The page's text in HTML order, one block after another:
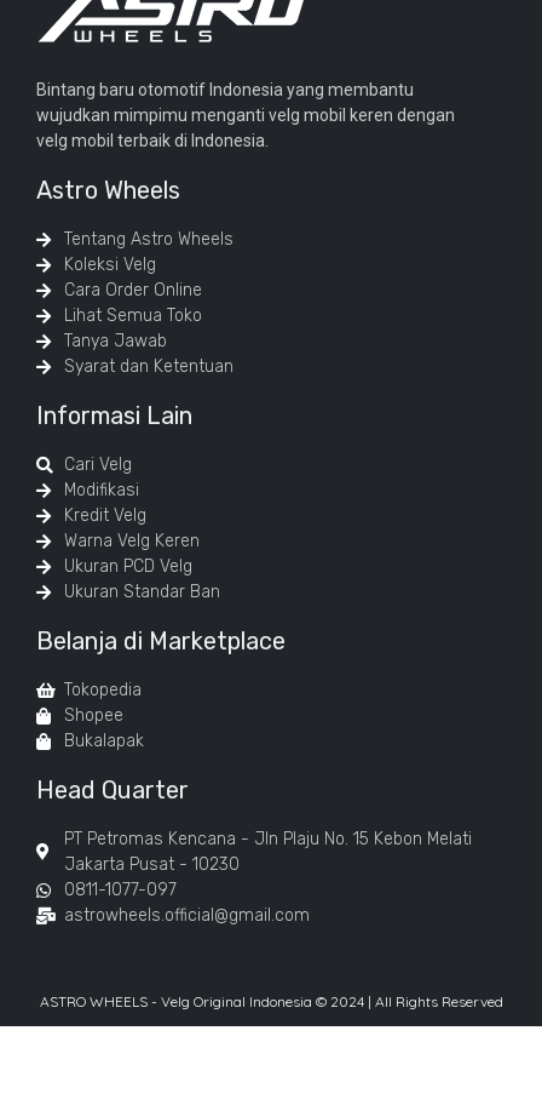
Bintang baru otomotif Indonesia yang membantu
wujudkan mimpimu menganti velg mobil keren dengan
velg mobil terbaik di Indonesia.
Astro Wheels
Tentang Astro Wheels
Koleksi Velg
Cara Order Online
Lihat Semua Toko
Tanya Jawab
Syarat dan Ketentuan
Informasi Lain
Cari Velg
Modifikasi
Kredit Velg
Warna Velg Keren
Ukuran PCD Velg
Ukuran Standar Ban
Belanja di Marketplace
Tokopedia
Shopee
Bukalapak
Head Quarter
PT Petromas Kencana - Jln Plaju No. 15 Kebon Melati
Jakarta Pusat - 10230
0811-1077-097
astrowheels.official@gmail.com
ASTRO WHEELS - Velg Original Indonesia © 2024 | All Rights Reserved